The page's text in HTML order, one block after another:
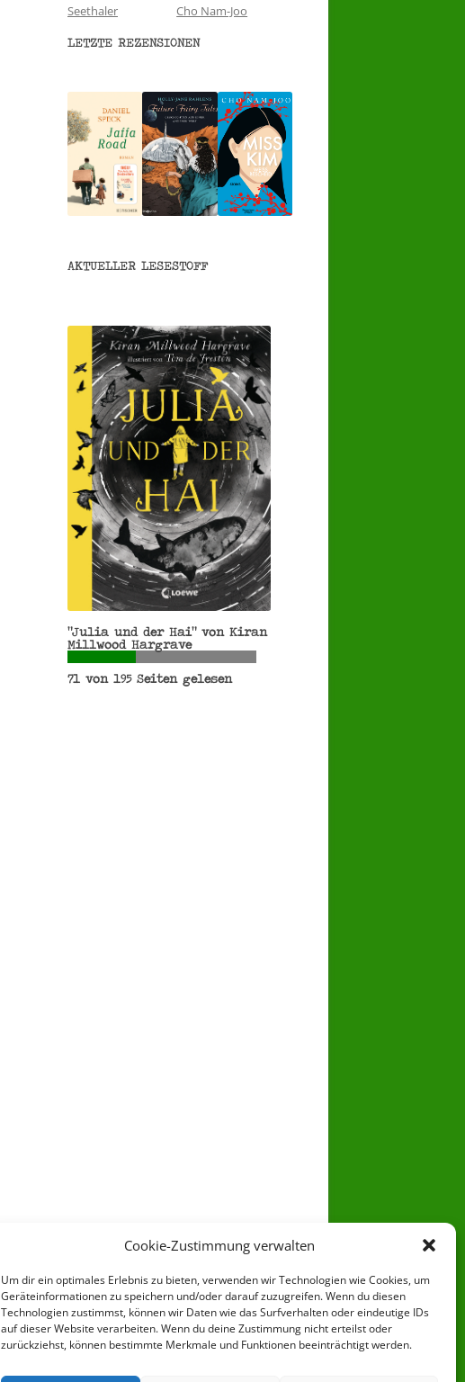
Cookie-Zustimmung verwalten
Um dir ein optimales Erlebnis zu bieten, verwenden wir Technologien wie Cookies, um
Geräteinformationen zu speichern und/oder darauf zuzugreifen. Wenn du diesen
Technologien zustimmst, können wir Daten wie das Surfverhalten oder eindeutige IDs
auf dieser Website verarbeiten. Wenn du deine Zustimmung nicht erteilst oder
zurückziehst, können bestimmte Merkmale und Funktionen beeinträchtigt werden.
Seethaler
Cho Nam-Joo
LETZTE REZENSIONEN
AKTUELLER LESESTOFF
"Julia und der Hai" von Kiran
Millwood Hargrave
71 von 195 Seiten gelesen